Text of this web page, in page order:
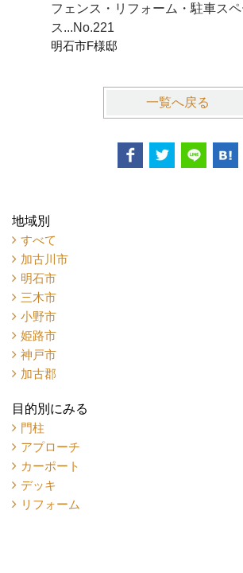
フェンス・リフォーム・駐車スペ
ス...No.221
明石市F様邸
一覧へ戻る
地域別
すべて
加古川市
明石市
三木市
小野市
姫路市
神戸市
加古郡
目的別にみる
門柱
アプローチ
カーポート
デッキ
リフォーム